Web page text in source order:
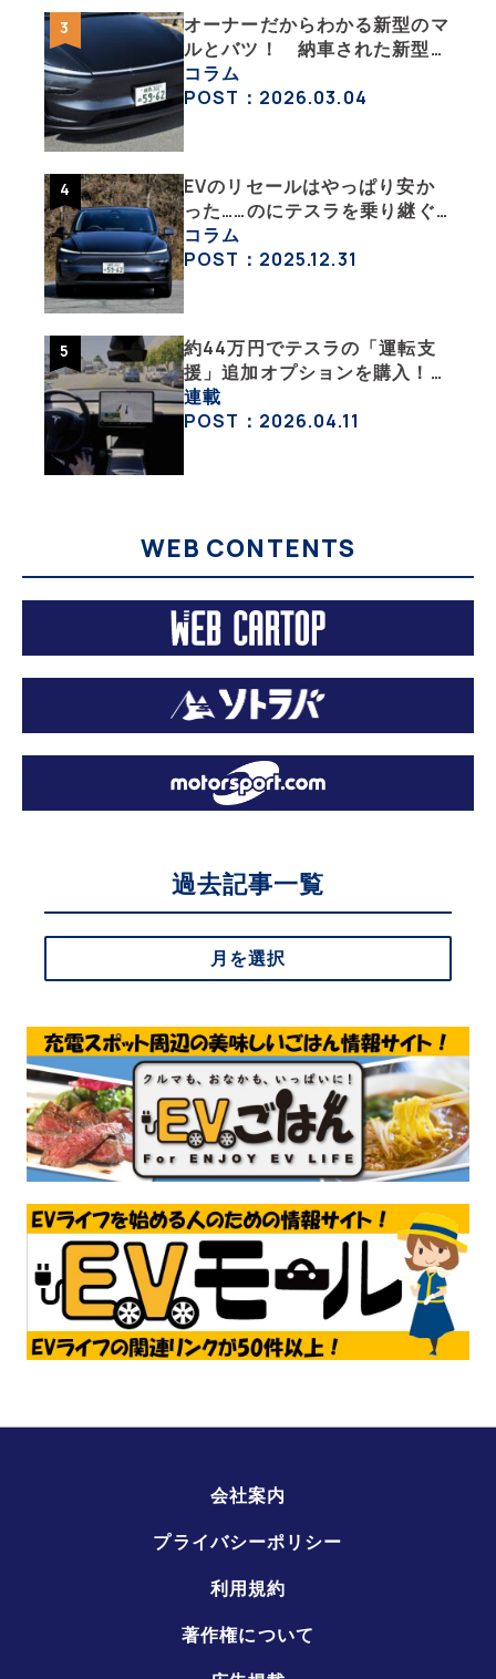
オーナーだからわかる新型のマ
ルとバツ！ 納車された新型を
旧型モデルＹと細部まで比べて
みた【テスラ沼にはまった大学
コラム
POST：2026.03.04
EVのリセールはやっぱり安か
った……のにテスラを乗り継ぐ
ってどういうこと？ 【テスラ
沼にはまった大学教授のEV生
コラム
POST：2025.12.31
約44万円でテスラの「運転支
援」追加オプションを購入！
果たして価格以上の効果はあっ
たのか？【テスラ沼にはまった
連載
POST：2026.04.11
WEB CONTENTS
過去記事一覧
月を選択
会社案内
プライバシーポリシー
利用規約
著作権について